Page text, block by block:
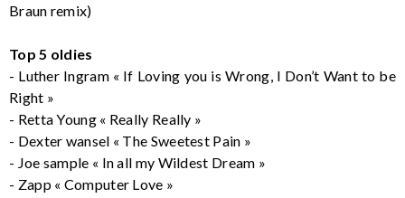
Braun remix)
Top 5 oldies
- Luther Ingram « If Loving you is Wrong, I Don’t Want to be
Right »
- Retta Young « Really Really »
- Dexter wansel « The Sweetest Pain »
- Joe sample « In all my Wildest Dream »
- Zapp « Computer Love »